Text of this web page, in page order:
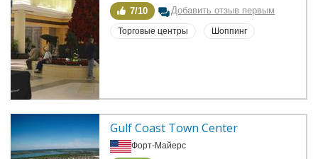
7/10 Добавить отзыв первым
Торговые центры Шоппинг
Gulf Coast Town Center
Форт-Майерс